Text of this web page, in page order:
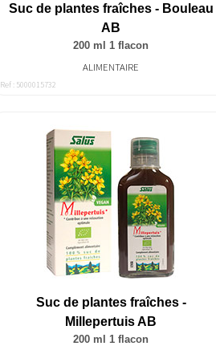
Suc de plantes fraîches - Bouleau
AB
200 ml 1 flacon
ALIMENTAIRE
Ref : 5000015732
Suc de plantes fraîches -
Millepertuis AB
200 ml 1 flacon